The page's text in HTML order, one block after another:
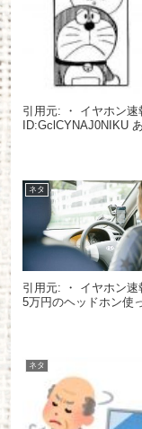
引用元: ・ イヤホン
ID:GclCYNAJ0NIKU
ネタ
引用元: ・ イヤホン
5万円のヘッドホン使
ネタ